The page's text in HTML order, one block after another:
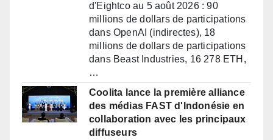
d'Eightco au 5 août 2026 : 90
millions de dollars de participations
dans OpenAI (indirectes), 18
millions de dollars de participations
dans Beast Industries, 16 278 ETH,
…
Coolita lance la première alliance
des médias FAST d'Indonésie en
collaboration avec les principaux
diffuseurs